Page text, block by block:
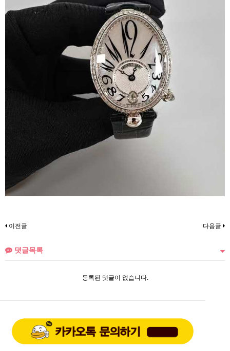
이전글 다음글
댓글목록
등록된 댓글이 없습니다.